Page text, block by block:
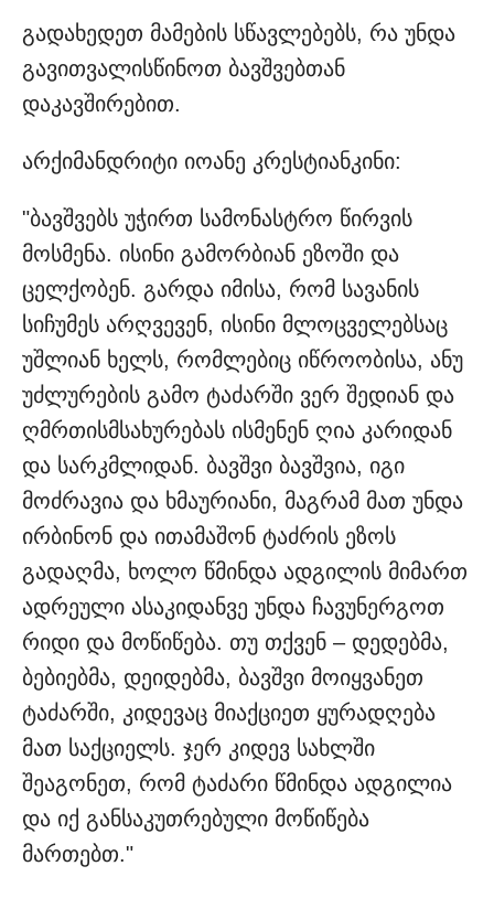
გადახედეთ მამების სწავლებებს, რა უნდა
გავითვალისწინოთ ბავშვებთან
დაკავშირებით.
არქიმანდრიტი იოანე კრესტიანკინი:
"ბავშვებს უჭირთ სამონასტრო წირვის
მოსმენა. ისინი გამორბიან ეზოში და
ცელქობენ. გარდა იმისა, რომ სავანის
სიჩუმეს არღვევენ, ისინი მლოცველებსაც
უშლიან ხელს, რომლებიც იწროობისა, ანუ
უძლურების გამო ტაძარში ვერ შედიან და
ღმრთისმსახურებას ისმენენ ღია კარიდან
და სარკმლიდან. ბავშვი ბავშვია, იგი
მოძრავია და ხმაურიანი, მაგრამ მათ უნდა
ირბინონ და ითამაშონ ტაძრის ეზოს
გადაღმა, ხოლო წმინდა ადგილის მიმართ
ადრეული ასაკიდანვე უნდა ჩავუნერგოთ
რიდი და მოწიწება. თუ თქვენ – დედებმა,
ბებიებმა, დეიდებმა, ბავშვი მოიყვანეთ
ტაძარში, კიდევაც მიაქციეთ ყურადღება
მათ საქციელს. ჯერ კიდევ სახლში
შეაგონეთ, რომ ტაძარი წმინდა ადგილია
და იქ განსაკუთრებული მოწიწება
მართებთ."